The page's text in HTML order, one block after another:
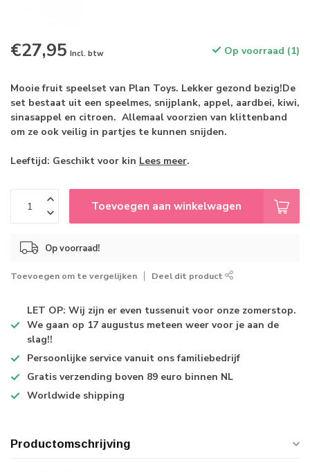
€27,95 Incl. btw Op voorraad (1)
Mooie fruit speelset van Plan Toys. Lekker gezond bezig!De
set bestaat uit een speelmes, snijplank, appel, aardbei, kiwi,
sinasappel en citroen. Allemaal voorzien van klittenband
om ze ook veilig in partjes te kunnen snijden.
Leeftijd: Geschikt voor kin Lees meer.
Toevoegen aan winkelwagen
Op voorraad!
Toevoegen om te vergelijken Deel dit product
LET OP: Wij zijn er even tussenuit voor onze zomerstop.
We gaan op 17 augustus meteen weer voor je aan de
slag!!
Persoonlijke service vanuit ons familiebedrijf
Gratis verzending boven 89 euro binnen NL
Worldwide shipping
Productomschrijving